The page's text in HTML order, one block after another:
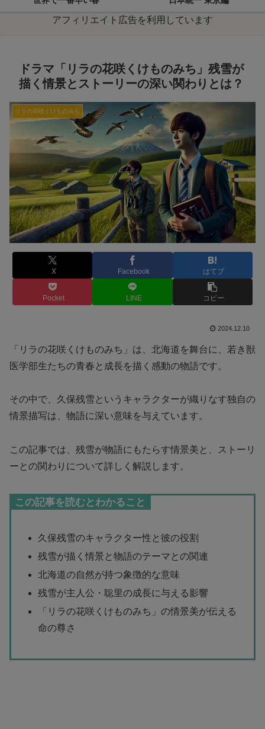
アフィリエイト広告を利用しています
ドラマ「リラの花咲くけものみち」残雪が
描く情景とストーリーの深い関わりとは？
リラの花咲くけものみち
X Facebook はてブ
Pocket LINE コピー
2024.12.10
「リラの花咲くけものみち」は、北海道を舞台に、若き獣
医学部生たちの青春と成長を描く感動の物語です。
その中で、久保残雪というキャラクターが織りなす独自の
情景描写は、物語に深い意味を与えています。
この記事では、残雪が物語にもたらす情景美と、ストーリ
ーとの関わりについて詳しく解説します。
この記事を読むとわかること
久保残雪のキャラクター性と彼の役割
残雪が描く情景と物語のテーマとの関連
北海道の自然が持つ象徴的な意味
残雪が主人公・聡里の成長に与える影響
「リラの花咲くけものみち」の情景美が伝える
命の尊さ